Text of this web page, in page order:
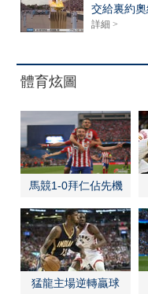
交給裏約奧
詳細 >
體育炫圖
馬競1-0拜仁佔先機
猛龍主場逆轉贏球